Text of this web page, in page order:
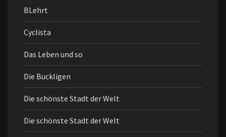
BLehrt
Cyclista
Das Leben und so
Die Buckligen
Die schönste Stadt der Welt
Die schönste Stadt der Welt